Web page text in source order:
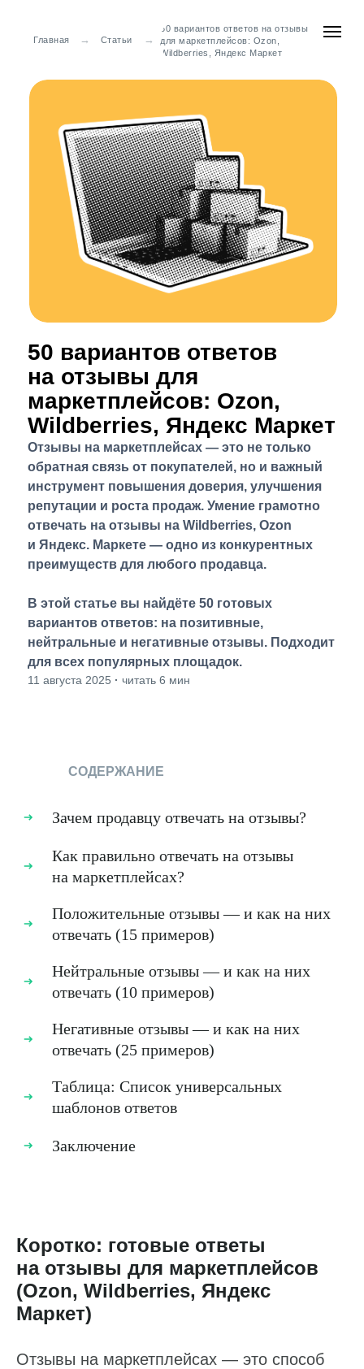
Статьи
Главная →
50 вариантов ответов на отзывы
для маркетплейсов: Ozon,
Wildberries, Яндекс Маркет
→
50 вариантов ответов
на отзывы для
маркетплейсов: Ozon,
Wildberries, Яндекс Маркет
Отзывы на маркетплейсах — это не только
обратная связь от покупателей, но и важный
инструмент повышения доверия, улучшения
репутации и роста продаж. Умение грамотно
отвечать на отзывы на Wildberries, Ozon
и Яндекс. Маркете — одно из конкурентных
преимуществ для любого продавца.
В этой статье вы найдёте 50 готовых
вариантов ответов: на позитивные,
нейтральные и негативные отзывы. Подходит
для всех популярных площадок.
11 августа 2025 · читать 6 мин
СОДЕРЖАНИЕ
Зачем продавцу отвечать на отзывы?
Как правильно отвечать на отзывы
на маркетплейсах?
Положительные отзывы — и как на них
отвечать (15 примеров)
Нейтральные отзывы — и как на них
отвечать (10 примеров)
Негативные отзывы — и как на них
отвечать (25 примеров)
Таблица: Список универсальных
шаблонов ответов
Заключение
Коротко: готовые ответы
на отзывы для маркетплейсов
(Ozon, Wildberries, Яндекс
Маркет)
Отзывы на маркетплейсах — это способ